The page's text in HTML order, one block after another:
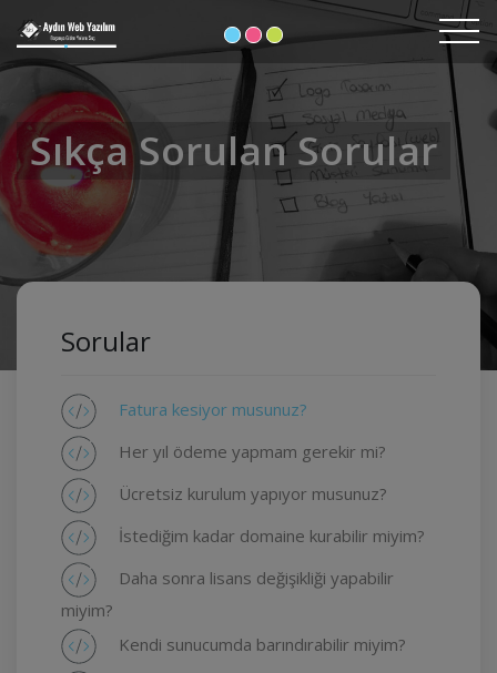
Sıkça Sorulan Sorular
Sorular
Fatura kesiyor musunuz?
Her yıl ödeme yapmam gerekir mi?
Ücretsiz kurulum yapıyor musunuz?
İstediğim kadar domaine kurabilir miyim?
Daha sonra lisans değişikliği yapabilir
miyim?
Kendi sunucumda barındırabilir miyim?